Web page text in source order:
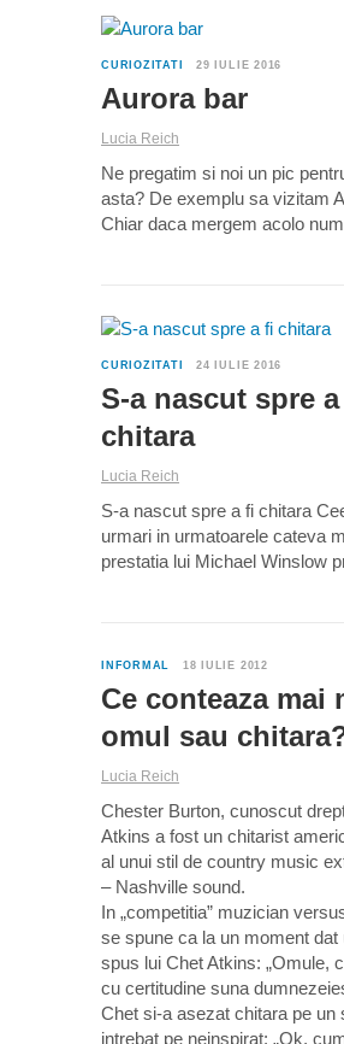
CURIOZITATI 29 IULIE 2016
Aurora bar
Lucia Reich
Ne pregatim si noi un pic
asta? De exemplu sa vizitam
Chiar daca mergem acolo
CURIOZITATI 24 IULIE 2016
S-a nascut spre
chitara
Lucia Reich
S-a nascut spre a fi chitara
urmari in urmatoarele cateva
prestatia lui Michael Winslow
INFORMAL 18 IULIE 2012
Ce conteaza mai
omul sau
Lucia Reich
Chester Burton, cunoscut
Atkins a fost un chitarist
al unui stil de country music
– Nashville sound.
In „competitia” muzician
se spune ca la un moment dat
spus lui Chet Atkins: „Omule,
cu certitudine suna
Chet si-a asezat chitara pe un
intrebat pe neinspirat: „Ok,